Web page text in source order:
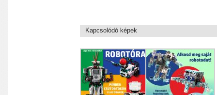
Kapcsolódó képek